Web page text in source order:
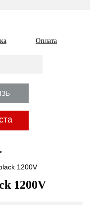
Оплата
1200V
1200V